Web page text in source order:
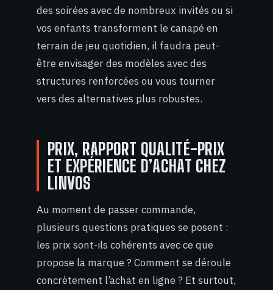
des soirées avec de nombreux invités ou si
vos enfants transforment le canapé en
terrain de jeu quotidien, il faudra peut-
être envisager des modèles avec des
structures renforcées ou vous tourner
vers des alternatives plus robustes.
PRIX, RAPPORT QUALITÉ-PRIX
ET EXPÉRIENCE D’ACHAT CHEZ
LINVOS
Au moment de passer commande,
plusieurs questions pratiques se posent :
les prix sont-ils cohérents avec ce que
propose la marque ? Comment se déroule
concrètement l’achat en ligne ? Et surtout,